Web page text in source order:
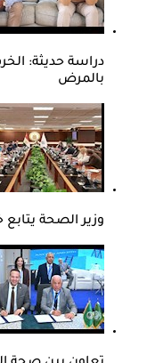
دراسة حديثة:
بالمرض
وزير الصحة يتابع